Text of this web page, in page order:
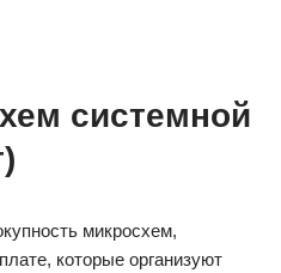
системной
микросхем,
которые организуют